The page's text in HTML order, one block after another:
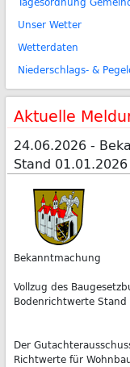
Unser Wetter
Wetterdaten
Niederschlags- &
Aktuelle
24.06.2026 -
Stand 01.01.2026
Bekanntmachung
Vollzug des
Bodenrichtwerte
Der
Richtwerte für